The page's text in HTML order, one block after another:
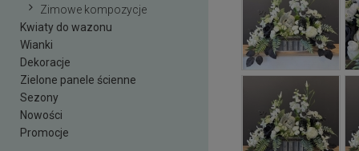
Zimowe kompozycje
Kwiaty do wazonu
Wianki
Dekoracje
Zielone panele ścienne
Sezony
Nowości
Promocje